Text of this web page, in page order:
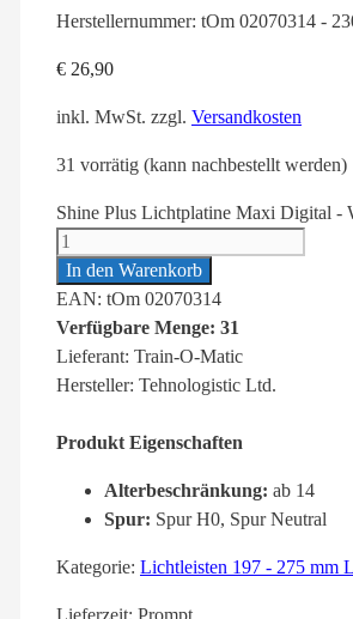
Herstellernummer: tOm 02070314 -
€ 26,90
inkl. MwSt. zzgl. Versandkosten
31 vorrätig (kann nachbestellt werden)
Shine Plus Lichtplatine Maxi Digital -
In den Warenkorb
EAN: tOm 02070314
Verfügbare Menge: 31
Lieferant: Train-O-Matic
Hersteller: Tehnologistic Ltd.
Produkt Eigenschaften
Alterbeschränkung: ab 14
Spur: Spur H0, Spur Neutral
Kategorie: Lichtleisten 197 - 275 mm